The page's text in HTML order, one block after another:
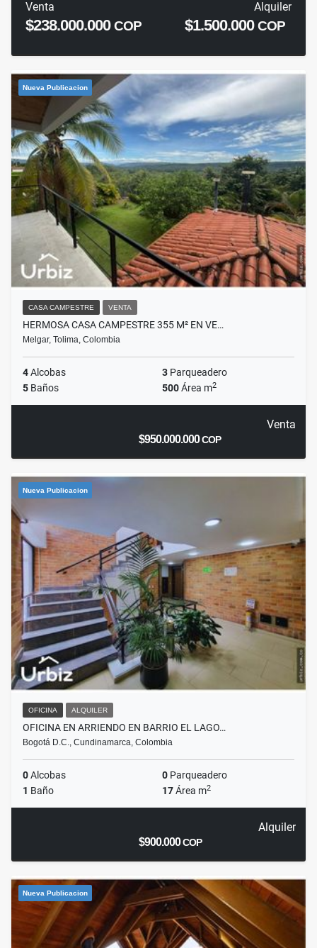
Venta
$238.000.000COP
Alquiler
$1.500.000COP
Nueva Publicacion
CASA CAMPESTRE VENTA
HERMOSA CASA CAMPESTRE 355 M² EN VE…
Melgar, Tolima, Colombia
4Alcobas 3 Parqueadero
5 Baños 500Área m2
Venta
$950.000.000COP
Nueva Publicacion
OFICINA ALQUILER
OFICINA EN ARRIENDO EN BARRIO EL LAGO…
Bogotá D.C., Cundinamarca, Colombia
0Alcobas 0 Parqueadero
1 Baño 17Área m2
Alquiler
$900.000COP
Nueva Publicacion